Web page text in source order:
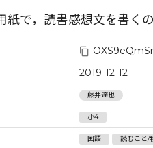
紙で，読書感想文を書く
2019-12-12
藤井達也
小4
国語 読むこと/